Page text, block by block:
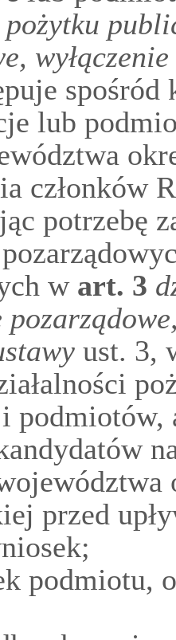
pożytku
spośród
lub
członków
potrzebę
wart. 3
ust. 3,
podmiotów,
przed
podmiotu,